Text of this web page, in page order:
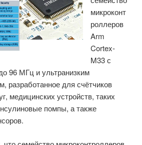
микроконт
роллеров
Arm
Cortex-
M33 с
96 МГц и ультранизким
разработанное для счётчиков
медицинских устройств, таких
помпы, а также